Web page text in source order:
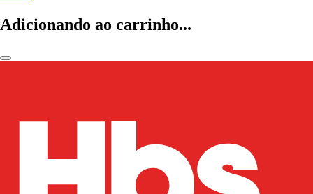
Adicionando ao carrinho...